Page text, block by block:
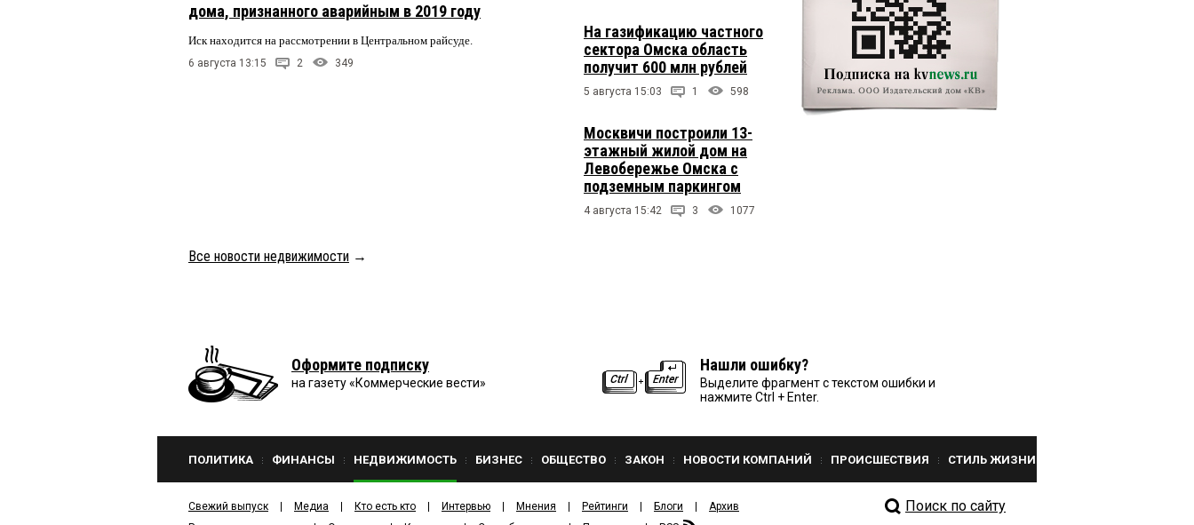
дома, признанного аварийным в 2019 году
Иск находится на рассмотрении в Центральном райсуде.
6 августа 13:15 2 349
На газификацию частного
сектора Омска область
получит 600 млн рублей
5 августа 15:03 1 598
Москвичи построили 13-
этажный жилой дом на
Левобережье Омска с
подземным паркингом
4 августа 15:42 3 1077
Все новости недвижимости →
Оформите подписку
на газету «Коммерческие вести»
Нашли ошибку?
Выделите фрагмент с текстом ошибки и
нажмите Ctrl + Enter.
ПОЛИТИКА ФИНАНСЫ НЕДВИЖИМОСТЬ БИЗНЕС ОБЩЕСТВО ЗАКОН НОВОСТИ КОМПАНИЙ ПРОИСШЕСТВИЯ СТИЛЬ ЖИЗНИ
Свежий выпуск Медиа Кто есть кто Интервью Мнения Рейтинги Блоги
Архив
Поиск по сайту